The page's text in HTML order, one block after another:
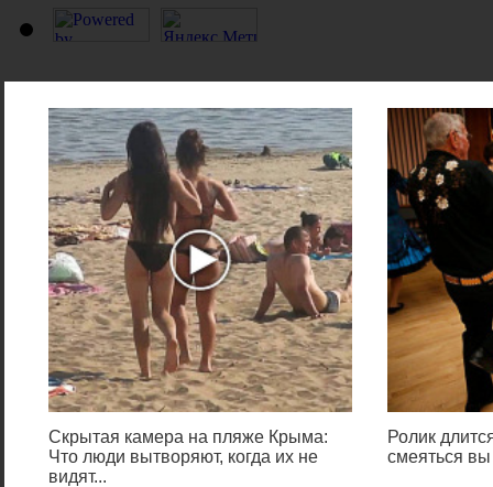
Скрытая камера на пляже Крыма:
Что люди вытворяют, когда их не
видят...
Ролик
смеяться вы